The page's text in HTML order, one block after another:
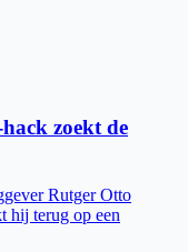
zoekt de
Rutger Otto
hij terug op een